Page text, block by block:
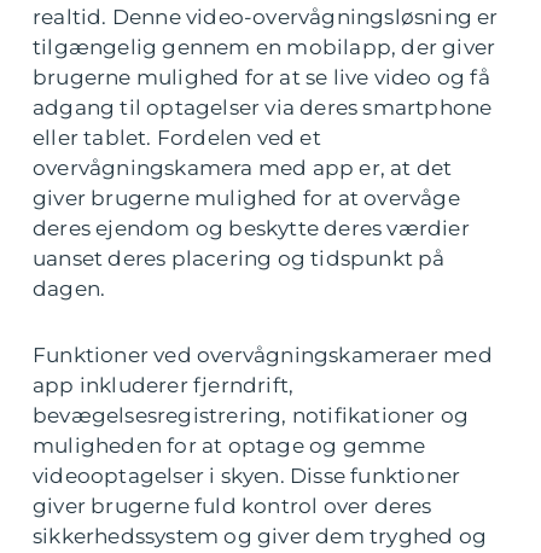
realtid. Denne video-overvågningsløsning er
tilgængelig gennem en mobilapp, der giver
brugerne mulighed for at se live video og få
adgang til optagelser via deres smartphone
eller tablet. Fordelen ved et
overvågningskamera med app er, at det
giver brugerne mulighed for at overvåge
deres ejendom og beskytte deres værdier
uanset deres placering og tidspunkt på
dagen.
Funktioner ved overvågningskameraer med
app inkluderer fjerndrift,
bevægelsesregistrering, notifikationer og
muligheden for at optage og gemme
videooptagelser i skyen. Disse funktioner
giver brugerne fuld kontrol over deres
sikkerhedssystem og giver dem tryghed og